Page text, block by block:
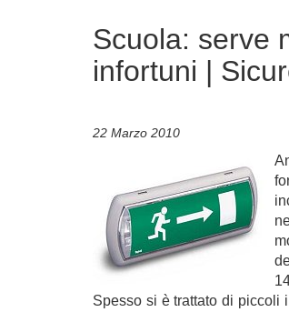
Scuola: serve
infortuni |
22 Marzo 2010
Spesso si è trattato di piccoli